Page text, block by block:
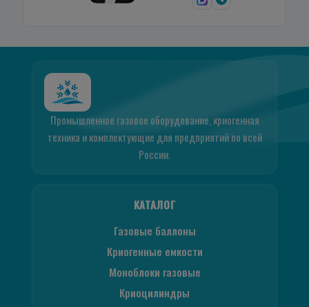
Промышленное газовое оборудование, криогенная
техника и комплектующие для предприятий по всей
России.
КАТАЛОГ
Газовые баллоны
Криогенные емкости
Моноблоки газовые
Криоцилиндры